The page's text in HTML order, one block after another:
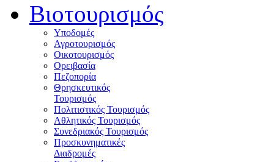
Βιοτουρισμός
Υποδομές
Αγροτουρισμός
Οικοτουρισμός
Ορειβασία
Πεζοπορία
Θρησκευτικός
Τουρισμός
Πολιτιστικός Τουρισμός
Αθλητικός Τουρισμός
Συνεδριακός Τουρισμός
Προσκυνηματικές
Διαδρομές